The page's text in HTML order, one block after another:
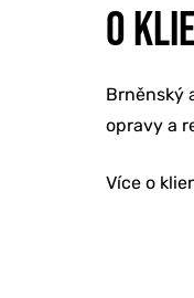
O
Brněnský
opravy a
Více o